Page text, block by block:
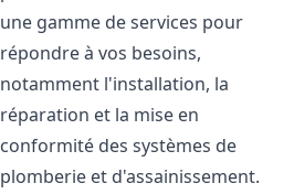
une gamme de services pour
répondre à vos besoins,
notamment l'installation, la
réparation et la mise en
conformité des systèmes de
plomberie et d'assainissement.